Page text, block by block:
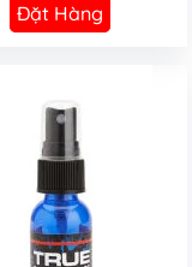
Đặt Hàng